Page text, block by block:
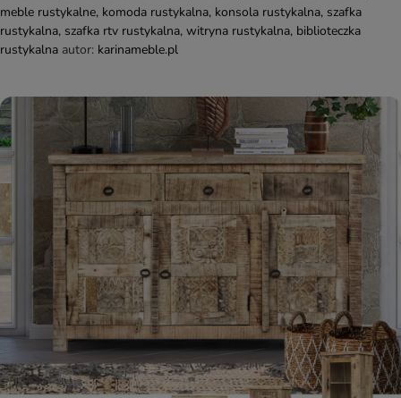
meble rustykalne, komoda rustykalna, konsola rustykalna, szafka
rustykalna, szafka rtv rustykalna, witryna rustykalna, biblioteczka
rustykalna autor: karinameble.pl